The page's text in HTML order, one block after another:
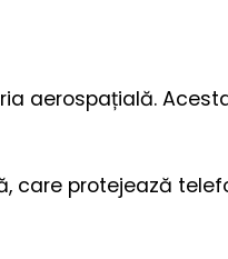
aerospațială.
care protejează